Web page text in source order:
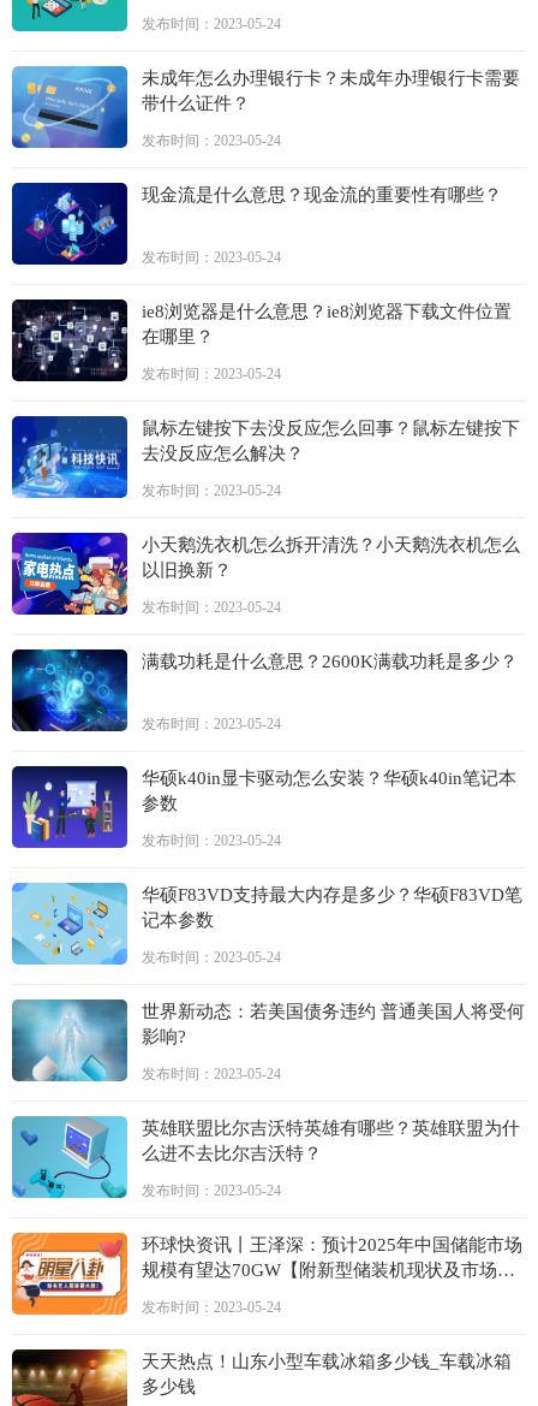
发布时间：2023-05-24
未成年怎么办理银行卡？未成年办理银行卡需要
带什么证件？
发布时间：2023-05-24
现金流是什么意思？现金流的重要性有哪些？
发布时间：2023-05-24
ie8浏览器是什么意思？ie8浏览器下载文件位置
在哪里？
发布时间：2023-05-24
鼠标左键按下去没反应怎么回事？鼠标左键按下
去没反应怎么解决？
发布时间：2023-05-24
小天鹅洗衣机怎么拆开清洗？小天鹅洗衣机怎么
以旧换新？
发布时间：2023-05-24
满载功耗是什么意思？2600K满载功耗是多少？
发布时间：2023-05-24
华硕k40in显卡驱动怎么安装？华硕k40in笔记本
参数
发布时间：2023-05-24
华硕F83VD支持最大内存是多少？华硕F83VD笔
记本参数
发布时间：2023-05-24
世界新动态：若美国债务违约 普通美国人将受何
影响?
发布时间：2023-05-24
英雄联盟比尔吉沃特英雄有哪些？英雄联盟为什
么进不去比尔吉沃特？
发布时间：2023-05-24
环球快资讯丨王泽深：预计2025年中国储能市场
规模有望达70GW【附新型储装机现状及市场预
发布时间：2023-05-24
天天热点！山东小型车载冰箱多少钱_车载冰箱
多少钱